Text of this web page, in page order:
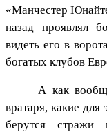
«Манчестер
назад проявлял
видеть его в
богатых клубов
А как
вратаря, какие
берутся стражи